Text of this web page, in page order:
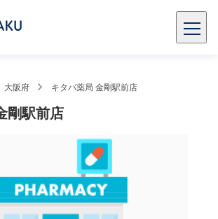
大阪府 キタバ薬局 金剛駅前店
剛駅前店